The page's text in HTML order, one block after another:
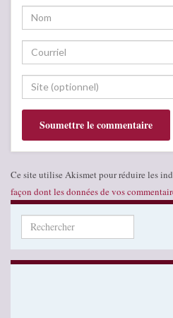
Ce site utilise Akismet pour réduire les
façon dont les données de vos
Search for: